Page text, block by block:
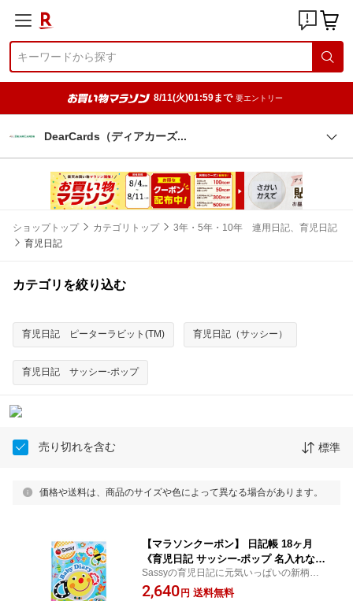
8/11(火)01:59まで 要エントリー
DearCards（ディアカーズ
ショップトップ カテゴリトップ
3年・5年・10年 連用日記、育児日記
育児日記
カテゴリを絞り込む
育児日記 ピーターラビット(TM) 育児日記（サッシー）
育児日記 サッシー-ポップ
売り切れを含む 標準
価格や送料は、商品のサイズや色によって異なる場合があります。
【マラソンクーポン】 日記帳 18ヶ月
《育児日記 サッシー-ポップ 名入れな
し》 1歳6ヶ月 1歳半 育児ダイアリー 写
真 成長 記録 出産祝い 赤ちゃん 新生児
Sassyの育児日記に元気いっぱいの新柄が
登場！
2,640円 送料無料